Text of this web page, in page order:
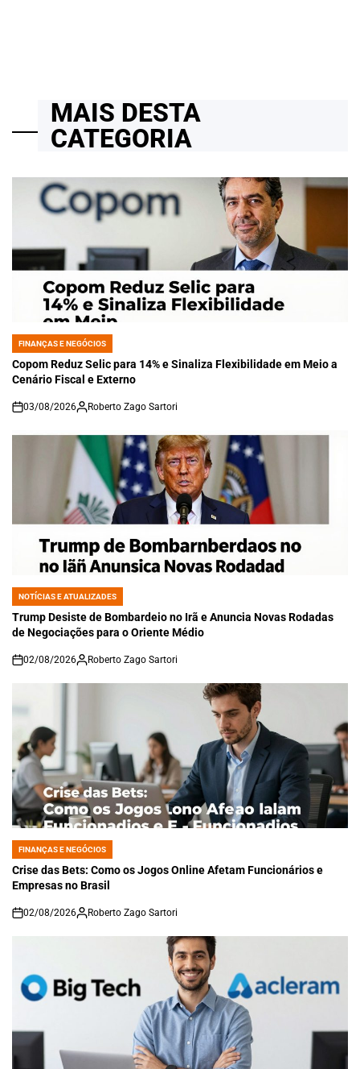
MAIS DESTA
CATEGORIA
POSTED
IN
FINANÇAS E NEGÓCIOS
Copom Reduz Selic para 14% e Sinaliza Flexibilidade em Meio a
Cenário Fiscal e Externo
on
03/08/2026 Roberto Zago Sartori
POSTED
IN
NOTÍCIAS E ATUALIZADES
Trump Desiste de Bombardeio no Irã e Anuncia Novas Rodadas
de Negociações para o Oriente Médio
on
02/08/2026 Roberto Zago Sartori
POSTED
IN
FINANÇAS E NEGÓCIOS
Crise das Bets: Como os Jogos Online Afetam Funcionários e
Empresas no Brasil
on
02/08/2026 Roberto Zago Sartori